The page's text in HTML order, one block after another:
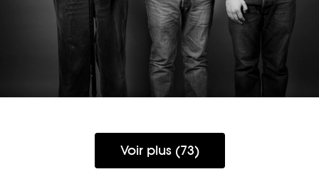
DANIEL, DIDIER & BAPTISTE
Voir plus (73)